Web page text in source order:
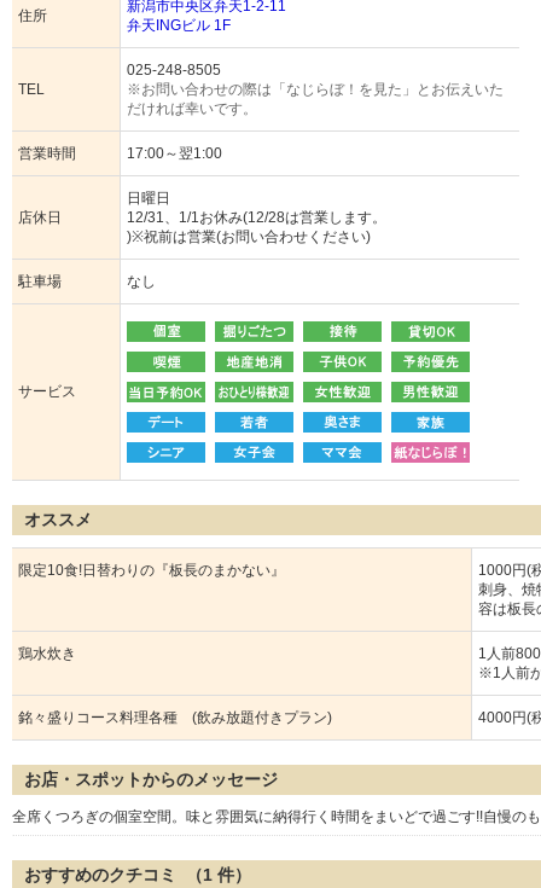
住所
新潟市中央区弁天1-2-11
弁天INGビル 1F
TEL
025-248-8505
※お問い合わせの際は「なじらぼ！を見た」とお伝えいた
だければ幸いです。
営業時間 17:00～翌1:00
店休日
日曜日
12/31、1/1お休み(12/28は営業します。
)※祝前は営業(お問い合わせください)
駐車場 なし
サービス
オススメ
限定10食!日替わりの『板長のまかない』
1000円(
刺身、焼
容は板長
鶏水炊き
1人前
※1人前
銘々盛りコース料理各種 (飲み放題付きプラン) 4000円(
お店・スポットからのメッセージ
全席くつろぎの個室空間。味と雰囲気に納得行く時間をまいどで過ごす!!自慢
おすすめのクチコミ （1 件）